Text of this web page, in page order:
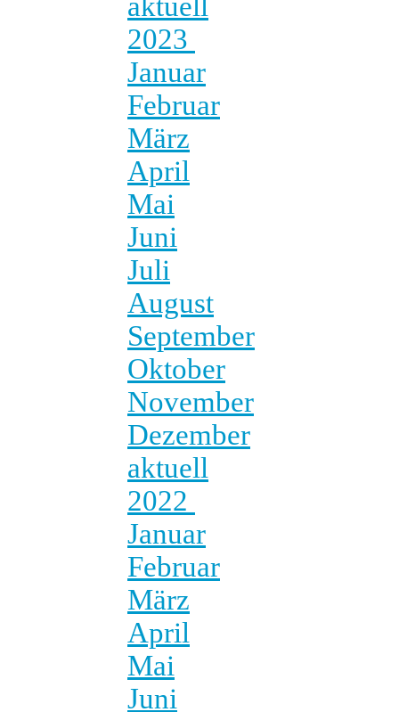
2023
Januar
Februar
März
April
Mai
Juni
Juli
August
September
Oktober
November
Dezember
aktuell
2022
Januar
Februar
März
April
Mai
Juni